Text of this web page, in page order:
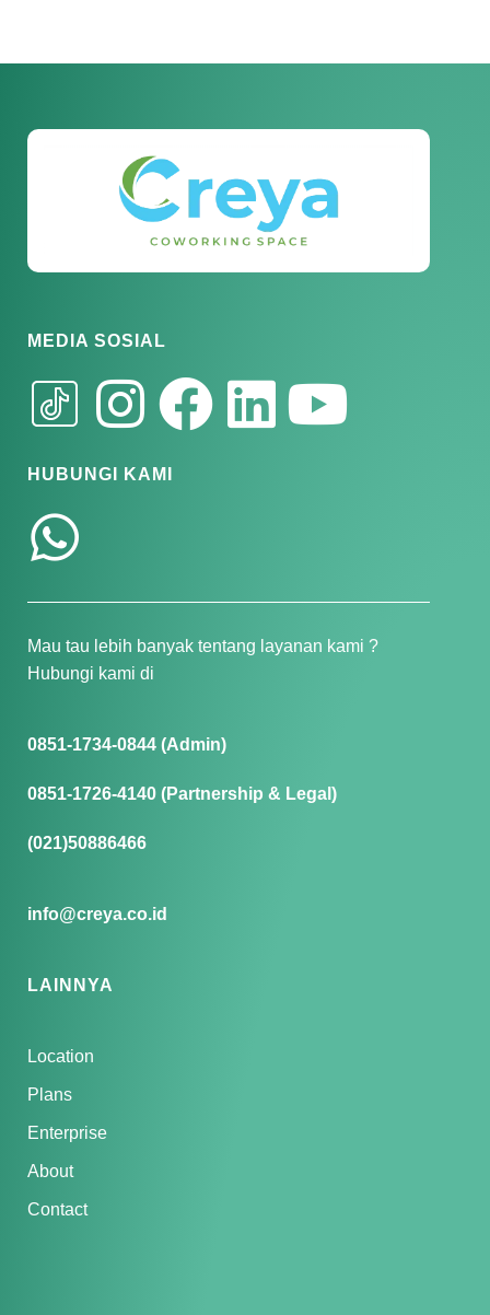
MEDIA SOSIAL
HUBUNGI KAMI
Mau tau lebih banyak tentang layanan kami ?
Hubungi kami di
0851-1734-0844 (Admin)
0851-1726-4140 (Partnership & Legal)
(021)50886466
info@creya.co.id
LAINNYA
Location
Plans
Enterprise
About
Contact